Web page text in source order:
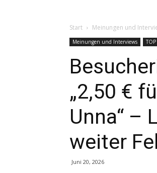
Start Meinungen und
Meinungen und Interviews
„2,50 €
Unna“ –
weiter
Juni 20, 2026